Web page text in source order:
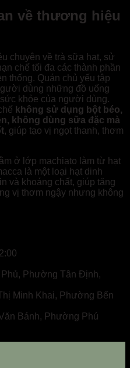
về thương hiệu
chuyên về trà sữa hạt, sử
chế tối đa các thành phần
thống. Quán chủ yếu tập
dùng những đồ uống
khỏe của người dùng.
không sử dụng bột béo,
không dùng sữa đặc mà
, giúp tạo vị ngọt thanh, thơm
ở lớp machiato làm từ hạt
là một loại hạt dinh
và khoáng chất, giúp tăng
vị thơm ngậy nhưng không
Phường Tân Định,
Minh Khai, Phường Bến
Bánh, Phường Phú